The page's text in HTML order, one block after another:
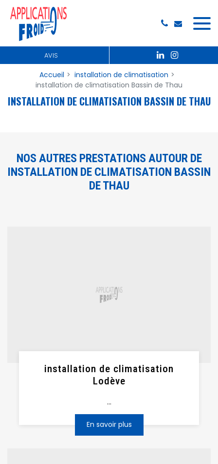
AVIS
Accueil
installation de climatisation
installation de climatisation Bassin de Thau
INSTALLATION DE CLIMATISATION BASSIN DE THAU
NOS AUTRES PRESTATIONS AUTOUR DE
INSTALLATION DE CLIMATISATION BASSIN
DE THAU
installation de climatisation
Lodève
...
En savoir plus
Panneau de gestion des cookies